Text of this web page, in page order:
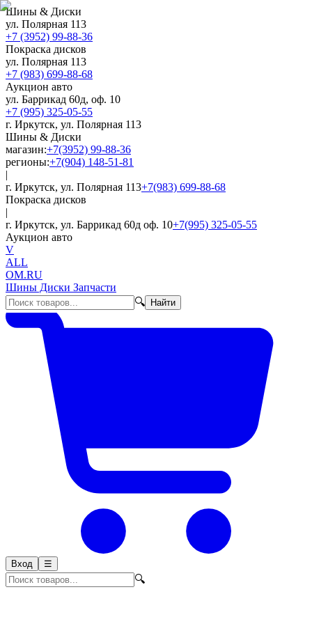
Шины & Диски
ул. Полярная 113
+7 (3952) 99-88-36
Покраска дисков
ул. Полярная 113
+7 (983) 699-88-68
Аукцион авто
ул. Баррикад 60д, оф. 10
+7 (995) 325-05-55
г. Иркутск, ул. Полярная 113
Шины & Диски
магазин:+7(3952) 99-88-36
регионы:+7(904) 148-51-81
|
г. Иркутск, ул. Полярная 113+7(983) 699-88-68
Покраска дисков
|
г. Иркутск, ул. Баррикад 60д оф. 10+7(995) 325-05-55
Аукцион авто
V
ALL
OM.RU
Шины Диски Запчасти
🔍
Найти
Вход ☰
🔍